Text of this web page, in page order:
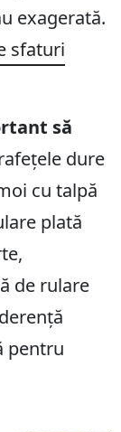
exagerată.
sfaturi
să
dure
cu talpă
plată
de rulare
pentru